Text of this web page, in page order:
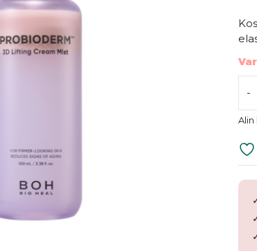
-
3D
Mist
Alin